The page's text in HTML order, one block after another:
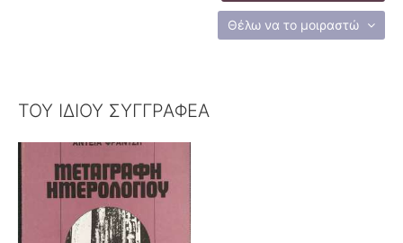
Θέλω να το μοιραστώ
ΤΟΥ ΙΔΙΟΥ ΣΥΓΓΡΑΦΕΑ